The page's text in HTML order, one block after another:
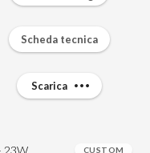
23W
CUSTOM
Scheda tecnica
Scarica